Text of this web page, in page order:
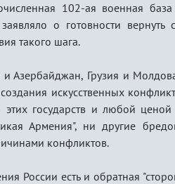
102-ая военная
о готовности
такого шага.
Азербайджан, Грузия и
искусственных
этих государств и любой
Армения", ни другие
конфликтов.
России есть и обратная